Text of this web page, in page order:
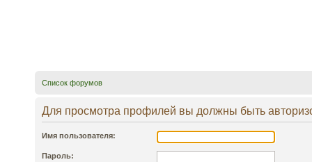
Список форумов
Для просмотра профилей вы должны быть
Имя пользователя:
Пароль: